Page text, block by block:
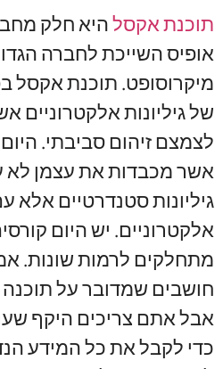
תוכנת אקסלהיא חלק
אופיס השייכת לחברה
מיקרוסופט. תוכנת אקסל
של גיליונות אלקטרוניים
לצמצם זיהום סביבתי.
אשר מכבדות את עצמן לא
גיליונות סטנדרטיים אלא
אלקטרוניים. יש היום
מתחלקים לרמות שונות.
חושבים שמדובר על
אבל אתם צריכים היקף
כדי לקבל את כל המידע